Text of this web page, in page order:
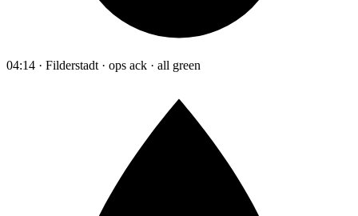
04:14 · Filderstadt · ops ack · all green